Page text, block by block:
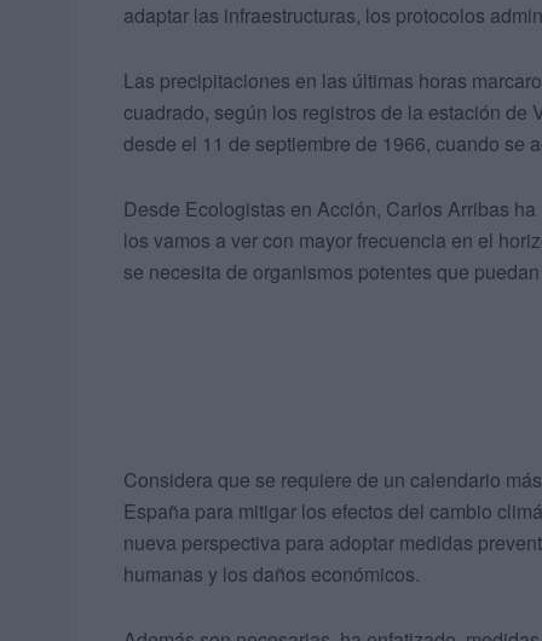
adaptar las infraestructuras, los protocolos
Las precipitaciones en las últimas horas
cuadrado, según los registros de la estación de
desde el 11 de septiembre de 1966, cuando se
Desde Ecologistas en Acción, Carlos Arribas
los vamos a ver con mayor frecuencia en el
se necesita de organismos potentes que
Considera que se requiere de un calendario
España para mitigar los efectos del cambio
nueva perspectiva para adoptar medidas
humanas y los daños económicos.